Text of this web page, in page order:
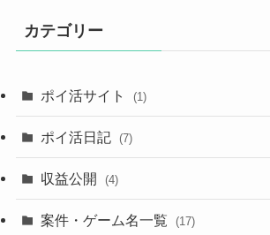
カテゴリー
ポイ活サイト (1)
ポイ活日記 (7)
収益公開 (4)
案件・ゲーム名一覧 (17)